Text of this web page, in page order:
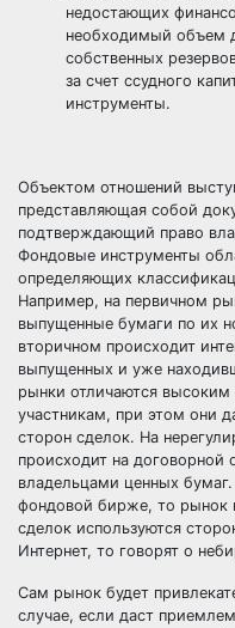
недостающих
необходимый объем
собственных
за счет ссудного
инструменты.
Объектом отношений
представляющая собой
подтверждающий право
Фондовые инструменты
определяющих
Например, на первичном
выпущенные бумаги по их
вторичном происходит
выпущенных и уже
рынки отличаются
участникам, при этом они
сторон сделок. На
происходит на
владельцами ценных
фондовой бирже, то рынок
сделок используются
Интернет, то говорят о
Сам рынок будет
случае, если даст